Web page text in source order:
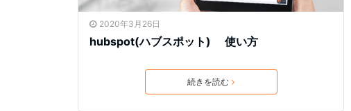
2020年3月26日
hubspot(ハブスポット) 使い方
続きを読む